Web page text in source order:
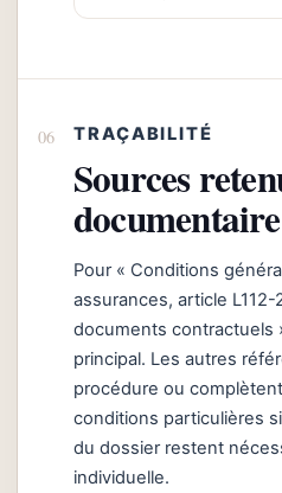
TRAÇABILITÉ
Sources
documentaire
Pour « Conditions
assurances, article
documents contractuels
principal. Les autres
procédure ou
conditions particulières
du dossier restent
individuelle.